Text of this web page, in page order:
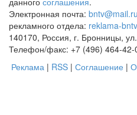
Электронная почта:
рекламного отдела: reklama-
140170, Россия, г. Бронницы,
Телефон/факс: +7 (496) 464-42-
Реклама | RSS | Соглашение |